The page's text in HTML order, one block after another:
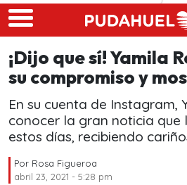
Skip to main content
¡Dijo que sí! Yamila
su compromiso y
En su cuenta de Instagram,
conocer la gran noticia que
estos días, recibiendo
Por Rosa Figueroa
abril 23, 2021 - 5:28 pm